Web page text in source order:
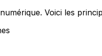
Voici les